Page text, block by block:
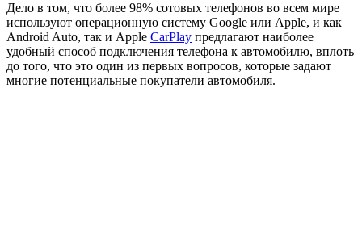
Дело в том, что более 98% сотовых телефонов во всем мире
используют операционную систему Google или Apple, и как
Android Auto, так и Apple CarPlay предлагают наиболее
удобный способ подключения телефона к автомобилю, вплоть
до того, что это один из первых вопросов, которые задают
многие потенциальные покупатели автомобиля.